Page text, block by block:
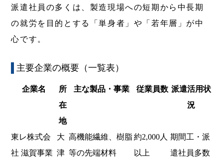
派遣社員の多くは、製造現場への短期から中長期
の就労を目的とする「単身者」や「若年層」が中
心です。
主要企業の概要（一覧表）
企業名
所
在
地
主な製品・事業 従業員数 派遣活用状
況
東レ株式会
社 滋賀事業
大
津
高機能繊維、樹脂
等の先端材料
約2,000人
以上
期間工・派
遣社員多数